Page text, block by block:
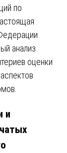
по
анализ
оценки
и